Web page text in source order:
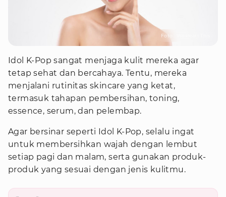
Foto : We Heart This
Idol K-Pop sangat menjaga kulit mereka agar
tetap sehat dan bercahaya. Tentu, mereka
menjalani rutinitas skincare yang ketat,
termasuk tahapan pembersihan, toning,
essence, serum, dan pelembap.
Agar bersinar seperti Idol K-Pop, selalu ingat
untuk membersihkan wajah dengan lembut
setiap pagi dan malam, serta gunakan produk-
produk yang sesuai dengan jenis kulitmu.